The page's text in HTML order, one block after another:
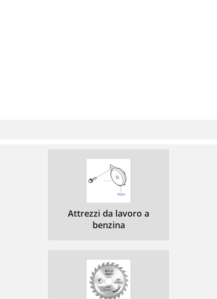
Attrezzi da lavoro a
benzina